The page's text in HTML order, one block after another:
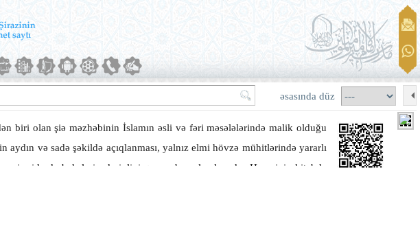
əsasında düz
biri olan şiə məzhəbinin İslamın əsli və fəri məsələlərində malik olduğu
və sadə şəkildə açıqlanması, yalnız elmi hövzə mühitlərində yararlı
midarda bəhslərin dərinliyi qorunub saxlanılmışdır. Həmçinin kitabda
Elə bu səbəbdən də, bir çox sübut və dəlillərdən istifadə olunmamışdır.
kərimdən bəzi ayələr, sünnə və əqli dəlillərə olduqca məhdud şəkildə yer